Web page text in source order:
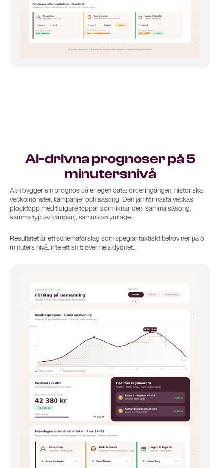
AI-drivna prognoser på 5
minutersnivå
AI:n bygger sin prognos på er egen data: orderingången, historiska
veckomönster, kampanjer och säsong. Den jämför nästa veckas
plocktopp med tidigare toppar som liknar den, samma säsong,
samma typ av kampanj, samma volymläge.
Resultatet är ett schemaförslag som speglar faktiskt behov ner på 5
minuters nivå, inte ett snitt över hela dygnet..